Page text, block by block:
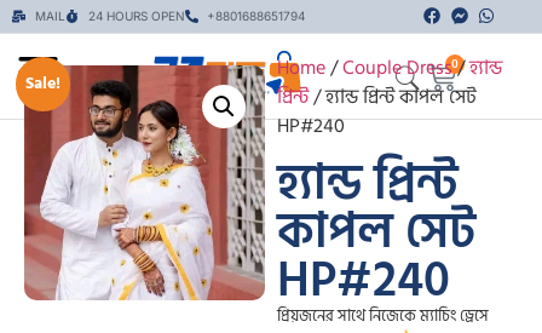
MAIL 24 HOURS OPEN +8801688651794
0
Sale!
Home/Couple Dress/হ্যান্ড
প্রিন্ট/ হ্যান্ড প্রিন্ট কাপল সেট
HP#240
হ্যান্ড প্রিন্ট
কাপল সেট
HP#240
প্রিয়জনের সাথে নিজেকে ম্যাচিং ড্রেসে